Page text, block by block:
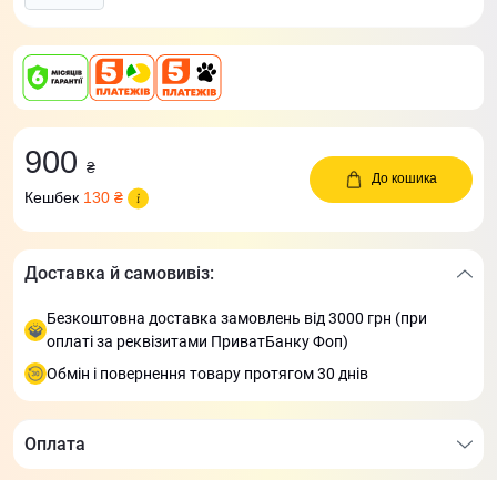
900 ₴
Кешбек 130 ₴
До кошика
Доставка й самовивіз:
Безкоштовна доставка замовлень від 3000 грн (при
оплаті за реквізитами ПриватБанку Фоп)
Обмін і повернення товару протягом 30 днів
Оплата